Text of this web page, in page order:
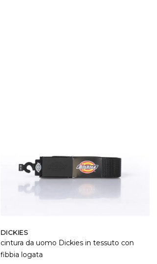
DICKIES
cintura da uomo Dickies in tessuto con
fibbia logata